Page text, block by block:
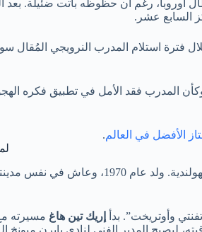
أوروبا، رغم أن حظوظه باتت ضئيلة. بعد
السابع عشر.
فترة استلام المدرب النرويجي المُقال
وكأن المدرب فقد الأمل في تطبيق فكره
الأفضل في العالم.
يبلغ من العمر 52 عام. بدأ
وأوتريخت”. بدأ إريك تين هاغ
ليصبح المدير الفني لنادي بايرن